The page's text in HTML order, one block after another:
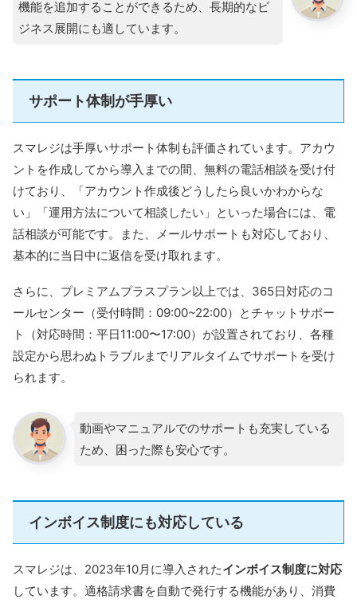
機能を追加することができるため、長期的なビ
ジネス展開にも適しています。
サポート体制が手厚い
スマレジは手厚いサポート体制も評価されています。アカウ
ントを作成してから導入までの間、無料の電話相談を受け付
けており、「アカウント作成後どうしたら良いかわからな
い」「運用方法について相談したい」といった場合には、電
話相談が可能です。また、メールサポートも対応しており、
基本的に当日中に返信を受け取れます。
さらに、プレミアムプラスプラン以上では、365日対応のコ
ールセンター（受付時間：09:00~22:00）とチャットサポー
ト（対応時間：平日11:00〜17:00）が設置されており、各種
設定から思わぬトラブルまでリアルタイムでサポートを受け
られます。
動画やマニュアルでのサポートも充実している
ため、困った際も安心です。
インボイス制度にも対応している
スマレジは、2023年10月に導入されたインボイス制度に対応
しています。適格請求書を自動で発行する機能があり、消費